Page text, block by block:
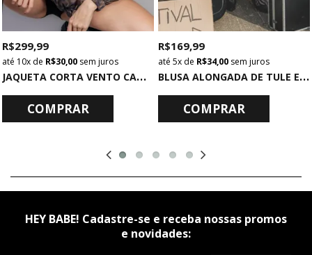
J
AQUETA CORTA VENTO CAMUFLADA
R$ 299,99
10x de R$ 30,00 sem juros
COMPRAR
B
LUSA ALONGADA DE TULE ESTAMPADO
R$ 169,99
5x de R$ 34,00 sem juros
COMPRAR
HEY BABE! Cadastre-se e receba nossas promos
e novidades: